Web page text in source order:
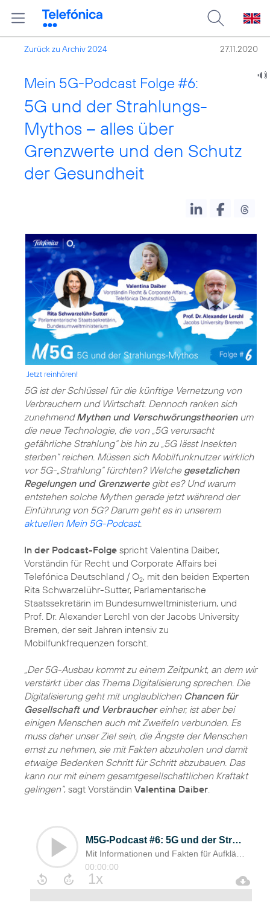
Zurück zu Archiv 2024 27.11.2020
Mein 5G-Podcast Folge #6:
5G und der Strahlungs-
Mythos – alles über
Grenzwerte und den Schutz
der Gesundheit
Jetzt reinhören!
5G ist der Schlüssel für die künftige Vernetzung von
Verbrauchern und Wirtschaft. Dennoch ranken sich
zunehmendMythen und Verschwörungstheorienum
die neue Technologie, die von „5G verursacht
gefährliche Strahlung“ bis hin zu „5G lässt Insekten
sterben“ reichen. Müssen sich Mobilfunknutzer wirklich
vor 5G-„Strahlung“ fürchten? Welche gesetzlichen
Regelungen und Grenzwertegibt es? Und warum
entstehen solche Mythen gerade jetzt während der
Einführung von 5G? Darum geht es in unserem
aktuellen Mein 5G-Podcast.
In der Podcast-Folge spricht Valentina Daiber,
Vorständin für Recht und Corporate Affairs bei
Telefónica Deutschland / O2, mit den beiden Experten
Rita Schwarzelühr-Sutter, Parlamentarische
Staatssekretärin im Bundesumweltministerium, und
Prof. Dr. Alexander Lerchl von der Jacobs University
Bremen, der seit Jahren intensiv zu
Mobilfunkfrequenzen forscht.
„Der 5G-Ausbau kommt zu einem Zeitpunkt, an dem wir
verstärkt über das Thema Digitalisierung sprechen. Die
Digitalisierung geht mit unglaublichen Chancen für
Gesellschaft und Verbrauchereinher, ist aber bei
einigen Menschen auch mit Zweifeln verbunden. Es
muss daher unser Ziel sein, die Ängste der Menschen
ernst zu nehmen, sie mit Fakten abzuholen und damit
etwaige Bedenken Schritt für Schritt abzubauen. Das
kann nur mit einem gesamtgesellschaftlichen Kraftakt
gelingen“, sagt Vorständin Valentina Daiber